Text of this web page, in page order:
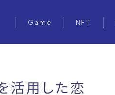
Game NFT
活用した恋